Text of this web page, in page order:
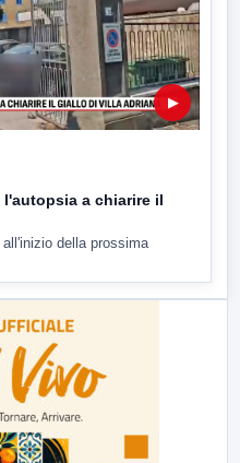
▶
l'autopsia a chiarire il
della prossima